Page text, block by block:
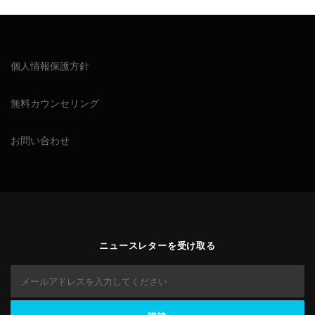
個人情報保護方針
無料カウンセリング
お問い合わせ
ニュースレターを受け取る